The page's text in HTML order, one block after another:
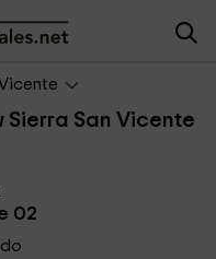
02
Sierra San Vicente
02